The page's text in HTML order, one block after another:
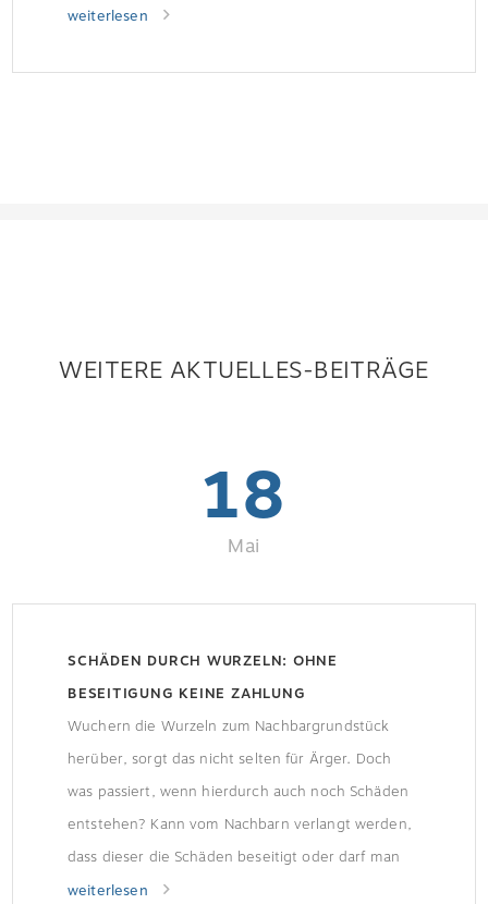
weiterlesen
WEITERE AKTUELLES-BEITRÄGE
18
Mai
SCHÄDEN DURCH WURZELN: OHNE
BESEITIGUNG KEINE ZAHLUNG
Wuchern die Wurzeln zum Nachbargrundstück
herüber, sorgt das nicht selten für Ärger. Doch
was passiert, wenn hierdurch auch noch Schäden
entstehen? Kann vom Nachbarn verlangt werden,
dass dieser die Schäden beseitigt oder darf man
sie selbst beseitigen und vom Nachbarn
weiterlesen